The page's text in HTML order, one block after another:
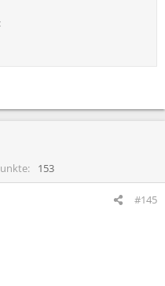
153
#145